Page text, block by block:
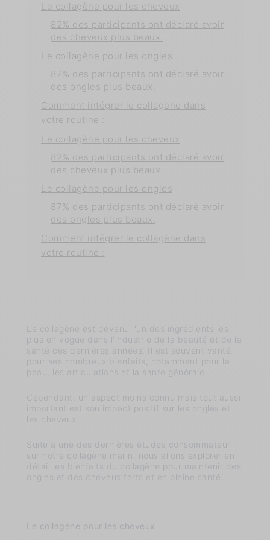
Le collagène pour les cheveux
82% des participants ont déclaré avoir
des cheveux plus beaux.
Le collagène pour les ongles
87% des participants ont déclaré avoir
des ongles plus beaux.
Comment intégrer le collagène dans
votre routine :
Le collagène pour les cheveux
82% des participants ont déclaré avoir
des cheveux plus beaux.
Le collagène pour les ongles
87% des participants ont déclaré avoir
des ongles plus beaux.
Comment intégrer le collagène dans
votre routine :
Le collagène est devenu l'un des ingrédients les
plus en vogue dans l'industrie de la beauté et de la
santé ces dernières années. Il est souvent vanté
pour ses nombreux bienfaits, notamment pour la
peau, les articulations et la santé générale.
Cependant, un aspect moins connu mais tout aussi
important est son impact positif sur les ongles et
les cheveux.
Suite à une des dernières études consommateur
sur notre collagène marin, nous allons explorer en
détail les bienfaits du collagène pour maintenir des
ongles et des cheveux forts et en pleine santé.
Le collagène pour les cheveux